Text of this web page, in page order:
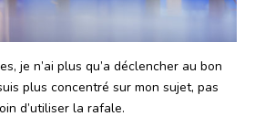
je n’ai plus qu’a déclencher au bon
plus concentré sur mon sujet, pas
d’utiliser la rafale.